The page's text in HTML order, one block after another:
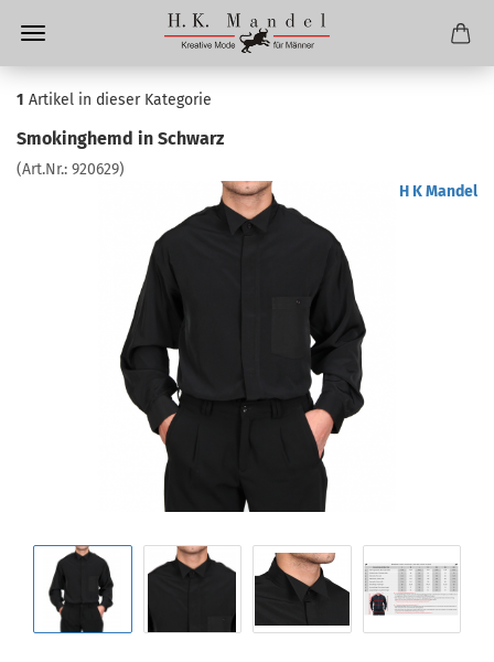
1 Artikel in dieser Kategorie
Smokinghemd in Schwarz
(Art.Nr.: 920629)
H K Mandel